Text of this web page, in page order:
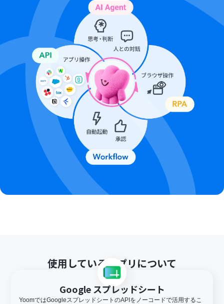
使用しているアプリについて
Google スプレッドシート
YoomではGoogleスプレッドシートのAPIをノーコードで活用するこ